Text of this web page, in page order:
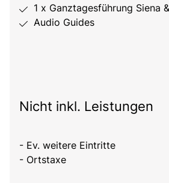
1 x Ganztagesführung Siena
Audio Guides
Nicht inkl. Leistungen
- Ev. weitere Eintritte
- Ortstaxe